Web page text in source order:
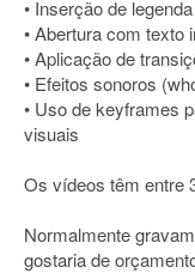
• Inserção de
• Abertura com texto
• Aplicação de
• Efeitos sonoros
• Uso de keyframes
visuais
Os vídeos têm entre
Normalmente
gostaria de